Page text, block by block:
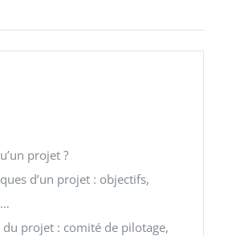
projet ?
d’un projet : objectifs,
du projet : comité de pilotage,